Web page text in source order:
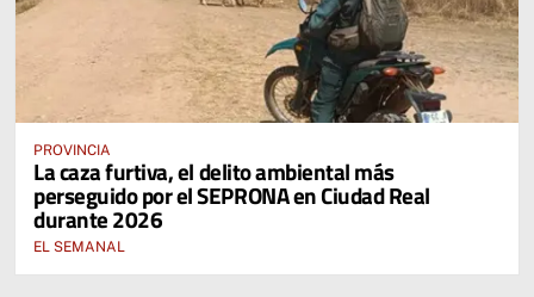
PROVINCIA
La caza furtiva, el delito ambiental más
perseguido por el SEPRONA en Ciudad Real
durante 2026
EL SEMANAL